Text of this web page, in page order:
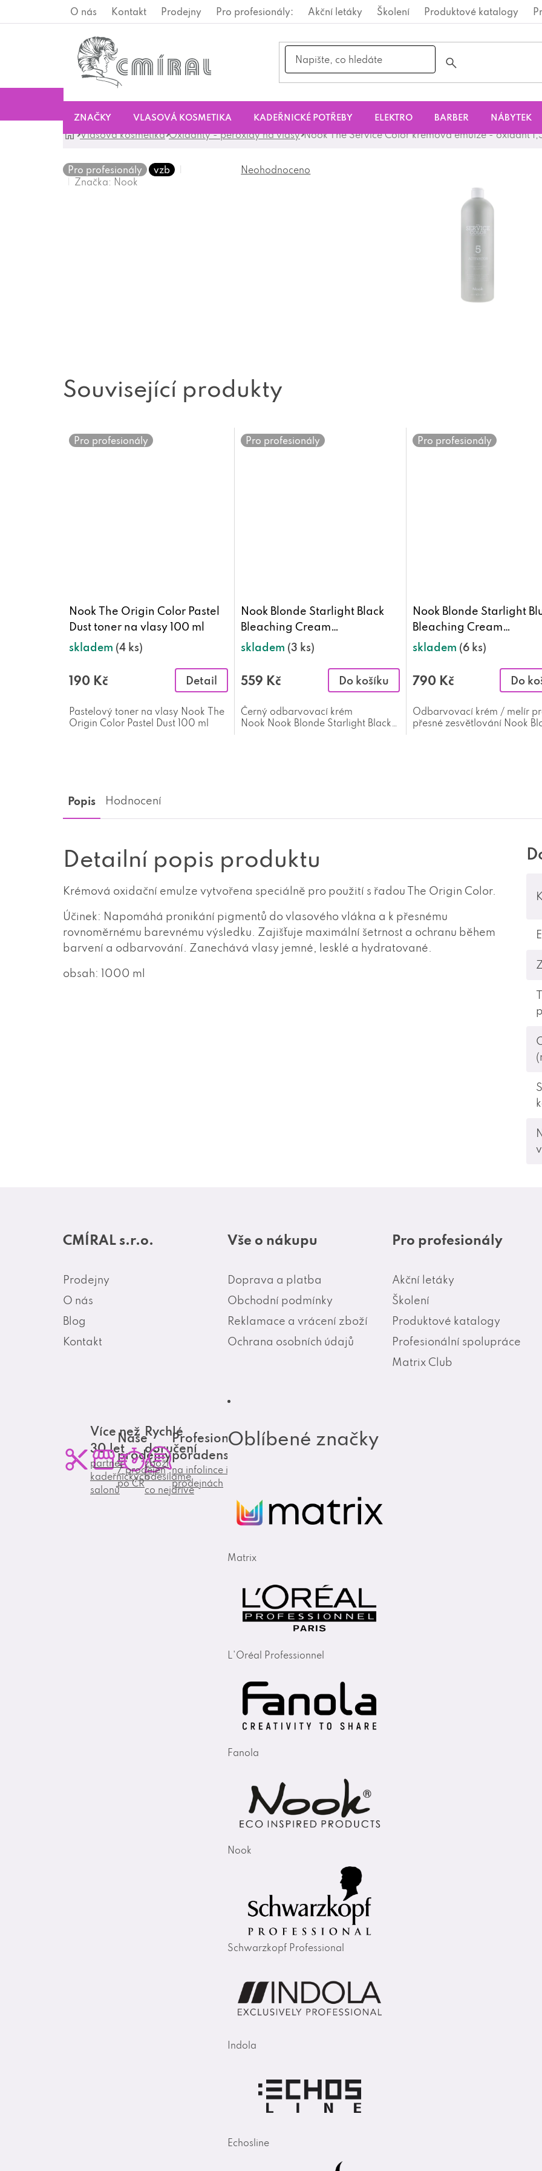
O nás Kontakt Prodejny Pro profesionály: Akční letáky Školení Produktové katalogy
ZNAČKY VLASOVÁ KOSMETIKA KADEŘNICKÉ POTŘEBY ELEKTRO BARBER NÁBYTEK
DomůVlasová kosmetika Oxidanty - peroxidy na vlasy Nook The Service Color krémová emulze - oxidant
Pro profesionály vzb
Neohodnoceno
Značka: Nook
Související produkty
Pro profesionály
Nook The Origin Color Pastel
Dust toner na vlasy 100 ml
skladem (4 ks)
190 Kč Detail
Pastelový toner na vlasy Nook The
Origin Color Pastel Dust 100 ml
Pro profesionály
Nook Blonde Starlight Black
Bleaching Cream
odbarvovací krém černý 250
skladem (3 ks)
559 Kč Do košíku
Černý odbarvovací krém
Nook Nook Blonde Starlight Black
Pro profesionály
Nook Blonde Starlight
Bleaching Cream
odbarvovací krém 500 g
skladem (6 ks)
790 Kč Do
Odbarvovací krém / melír
přesné zesvětlování Nook
Popis Hodnocení
Detailní popis produktu
Krémová oxidační emulze vytvořena speciálně pro použití s řadou The Origin Color.
Účinek: Napomáhá pronikání pigmentů do vlasového vlákna a k přesnému
rovnoměrnému barevnému výsledku. Zajišťuje maximální šetrnost a ochranu během
barvení a odbarvování. Zanechává vlasy jemné, lesklé a hydratované.
obsah: 1000 ml
CMÍRAL s.r.o.
Prodejny
O nás
Blog
Kontakt
Vše o nákupu
Doprava a platba
Obchodní podmínky
Reklamace a vrácení zboží
Ochrana osobních údajů
Pro profesionály
Akční letáky
Školení
Produktové katalogy
Profesionální spolupráce
Matrix Club
Více než
30 let
partner
kadeřnických
salonů
Naše
prodejny
7 prodejen
po ČR
Rychlé
doručení
zboží
odesíláme
co nejdříve
Profesionální
poradenství
na infolince i
prodejnách
Oblíbené značky
Matrix
L'Oréal Professionnel
Fanola
Nook
Schwarzkopf Professional
Indola
Echosline